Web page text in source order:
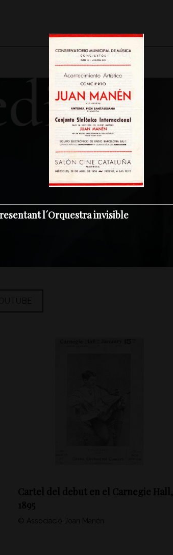
l´Orquestra invisible
Cartel del debut en el Carnegie Hall,
1895
© Associació Joan Manén